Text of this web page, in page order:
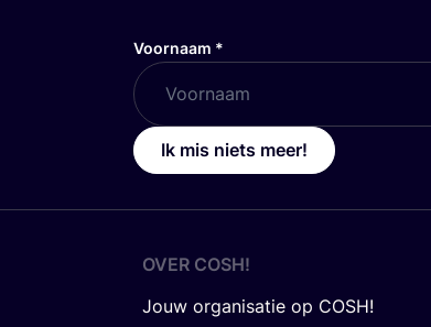
Voornaam *
Ik mis niets meer!
OVER COSH!
Jouw organisatie op COSH!